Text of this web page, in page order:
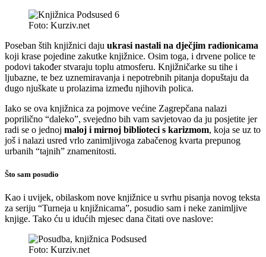
Foto: Kurziv.net
Poseban štih knjižnici daju ukrasi nastali na dječjim radionicama
koji krase pojedine zakutke knjižnice. Osim toga, i drvene police te
podovi također stvaraju toplu atmosferu. Knjižničarke su tihe i
ljubazne, te bez uznemiravanja i nepotrebnih pitanja dopuštaju da
dugo njuškate u prolazima između njihovih polica.
Iako se ova knjižnica za pojmove većine Zagrepčana nalazi
poprilično “daleko”, svejedno bih vam savjetovao da ju posjetite jer
radi se o jednoj maloj i mirnoj biblioteci s karizmom, koja se uz to
još i nalazi usred vrlo zanimljivoga zabačenog kvarta prepunog
urbanih “tajnih” znamenitosti.
Što sam posudio
Kao i uvijek, obilaskom nove knjižnice u svrhu pisanja novog teksta
za seriju “Turneja u knjižnicama”, posudio sam i neke zanimljive
knjige. Tako ću u idućih mjesec dana čitati ove naslove:
Foto: Kurziv.net